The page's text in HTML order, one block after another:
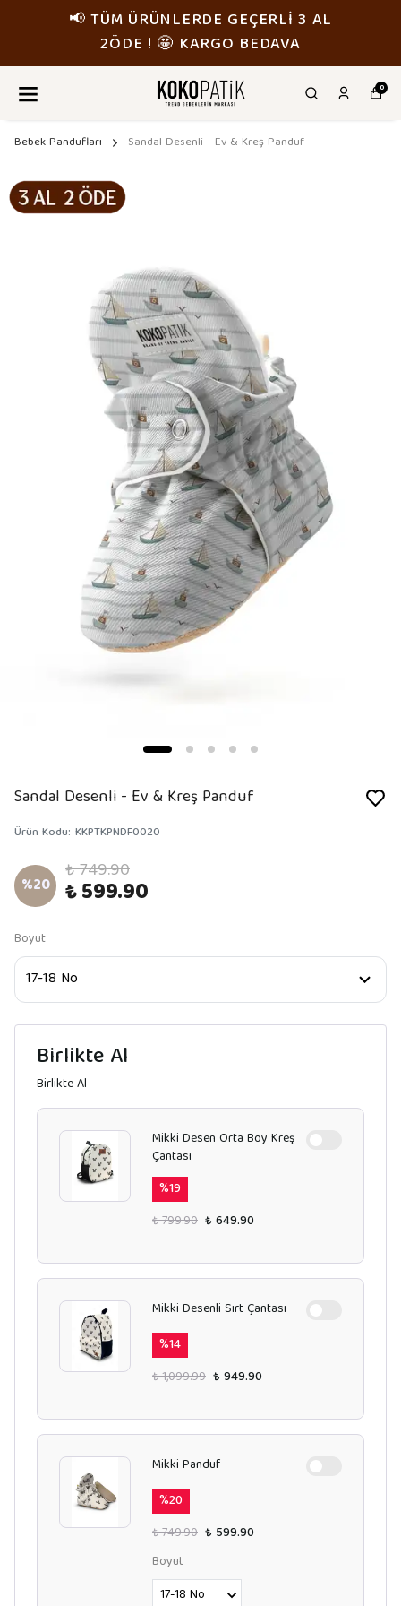
GEÇERLİ 3 AL
BEDAVA
📢 TÜM
0
Bebek Pandufları Sandal Desenli - Ev & Kreş Panduf
Sandal Desenli - Ev & Kreş Panduf
Ürün Kodu: KKPTKPNDF0020
%20 ₺ 749.90
₺ 599.90
Boyut
Birlikte Al
Birlikte Al
Mikki Desen Orta Boy Kreş
Çantası
%19
₺ 799.90 ₺ 649.90
Mikki Desenli Sırt Çantası
%14
₺ 1,099.99 ₺ 949.90
Mikki Panduf
%20
₺ 749.90 ₺ 599.90
Boyut